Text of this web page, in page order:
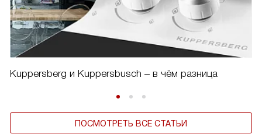
Kuppersberg и Kuppersbusch – в чём разница
ПОСМОТРЕТЬ ВСЕ СТАТЬИ